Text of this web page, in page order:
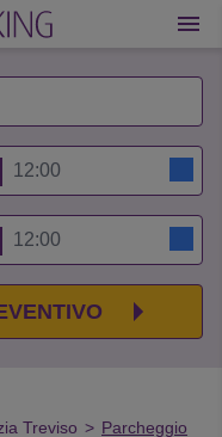
Treviso > Parcheggio